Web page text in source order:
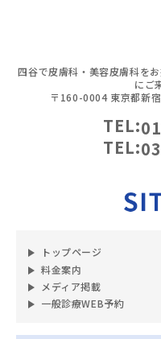
四谷で皮膚科・美容皮膚科を
にご
〒160-0004 東京都新
TEL:
TEL:
トップページ
料金案内
メディア掲載
一般診療WEB予約